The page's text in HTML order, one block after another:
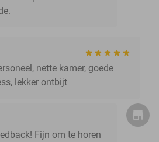
nette kamer, goede
lekker ontbijt
Fijn om te horen